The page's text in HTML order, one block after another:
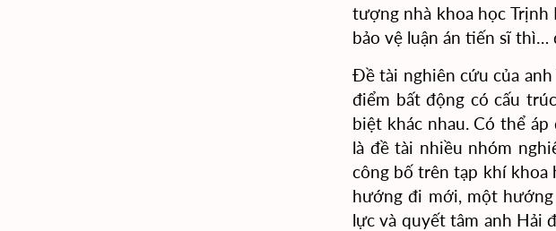
tượng nhà khoa học Trịnh
bảo vệ luận án tiến sĩ thì…
Đề tài nghiên cứu của
điểm bất động có cấu
biệt khác nhau. Có thể
là đề tài nhiều nhóm
công bố trên tạp khí khoa
hướng đi mới, một
lực và quyết tâm anh Hải